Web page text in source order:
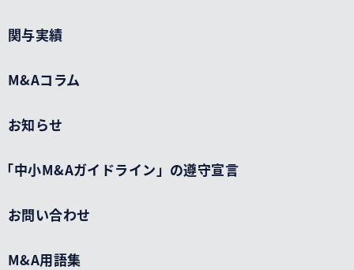
関与実績
M&Aコラム
お知らせ
「中小M&Aガイドライン」の遵守宣言
お問い合わせ
M&A用語集